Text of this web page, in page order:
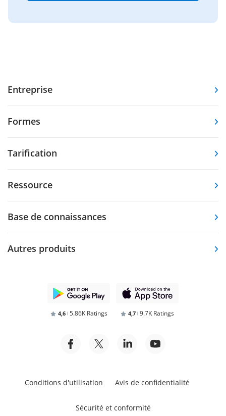
Entreprise
Formes
Tarification
Ressource
Base de connaissances
Autres produits
4,6 5.86K Ratings 4,7 9.7K Ratings
Conditions d'utilisation Avis de confidentialité
Sécurité et conformité